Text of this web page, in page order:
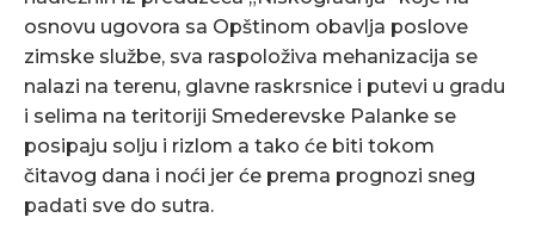
osnovu ugovora sa Opštinom obavlja poslove
zimske službe, sva raspoloživa mehanizacija se
nalazi na terenu, glavne raskrsnice i putevi u gradu
i selima na teritoriji Smederevske Palanke se
posipaju solju i rizlom a tako će biti tokom
čitavog dana i noći jer će prema prognozi sneg
padati sve do sutra.